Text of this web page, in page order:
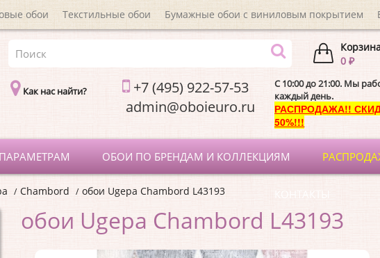
обои Текстильные обои Бумажные обои с виниловым покрытием
0 ₽
Как нас найти?
+7 (495) 922-57-53
C 10:00 до 21:00. Мы
каждый день.
РАСПРОДАЖА!!
50%!!!
ОБОИ ПО БРЕНДАМ И КОЛЛЕКЦИЯМ
КОНТАКТЫ
Chambord обои Ugepa Chambord L43193
обои Ugepa Chambord L43193